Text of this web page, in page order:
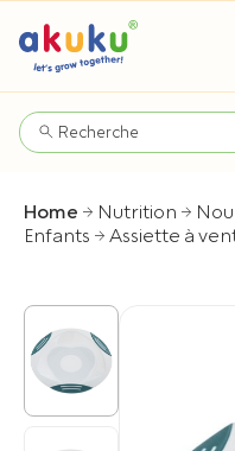
Home Nutrition
Enfants
Assiette à